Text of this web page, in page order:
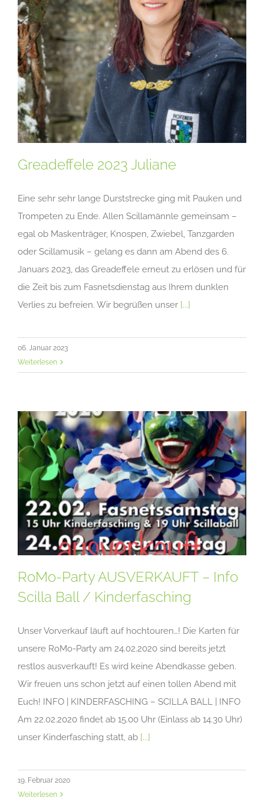
Greadeffele 2023 Juliane
Eine sehr sehr lange Durststrecke ging mit Pauken und
Trompeten zu Ende. Allen Scillamännle gemeinsam –
egal ob Maskenträger, Knospen, Zwiebel, Tanzgarden
oder Scillamusik – gelang es dann am Abend des 6.
Januars 2023, das Greadeffele erneut zu erlösen und für
die Zeit bis zum Fasnetsdienstag aus Ihrem dunklen
Verlies zu befreien. Wir begrüßen unser [...]
06. Januar 2023
Weiterlesen
RoMo-Party AUSVERKAUFT – Info
Scilla Ball / Kinderfasching
Unser Vorverkauf läuft auf hochtouren…! Die Karten für
unsere RoMo-Party am 24.02.2020 sind bereits jetzt
restlos ausverkauft! Es wird keine Abendkasse geben.
Wir freuen uns schon jetzt auf einen tollen Abend mit
Euch! INFO | KINDERFASCHING – SCILLA BALL | INFO
Am 22.02.2020 findet ab 15.00 Uhr (Einlass ab 14.30 Uhr)
unser Kinderfasching statt, ab [...]
19. Februar 2020
Weiterlesen